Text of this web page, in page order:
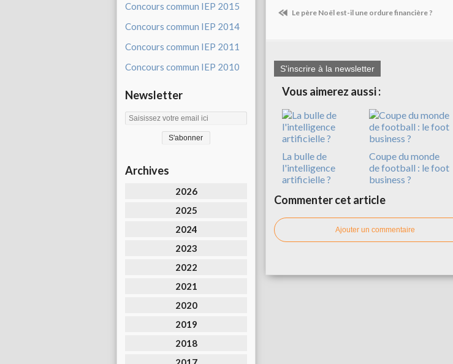
Concours commun IEP 2015
Concours commun IEP 2014
Concours commun IEP 2011
Concours commun IEP 2010
Newsletter
Archives
2026
2025
2024
2023
2022
2021
2020
2019
2018
Le père Noël est-il une ordure financière ?
S'inscrire à la newsletter
Vous aimerez aussi :
La bulle de
l'intelligence
artificielle ?
Coupe du monde
de football : le foot
business ?
Commenter cet article
Ajouter un commentaire